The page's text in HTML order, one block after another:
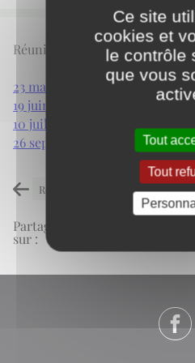
Réunions de conseil
23 mai 2020
19 juin 2020
10 juillet 2020
26 septembre 2020
Retour à l'accueil
Partagez
sur :
Ce site
cookies et
le contrôle
que vous
Tout
Tout